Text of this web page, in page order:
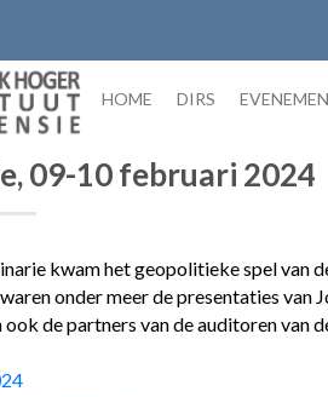
HOME DIRS
09-10 februari 2024
kwam het geopolitieke spel van
onder meer de presentaties van
ook de partners van de auditoren van